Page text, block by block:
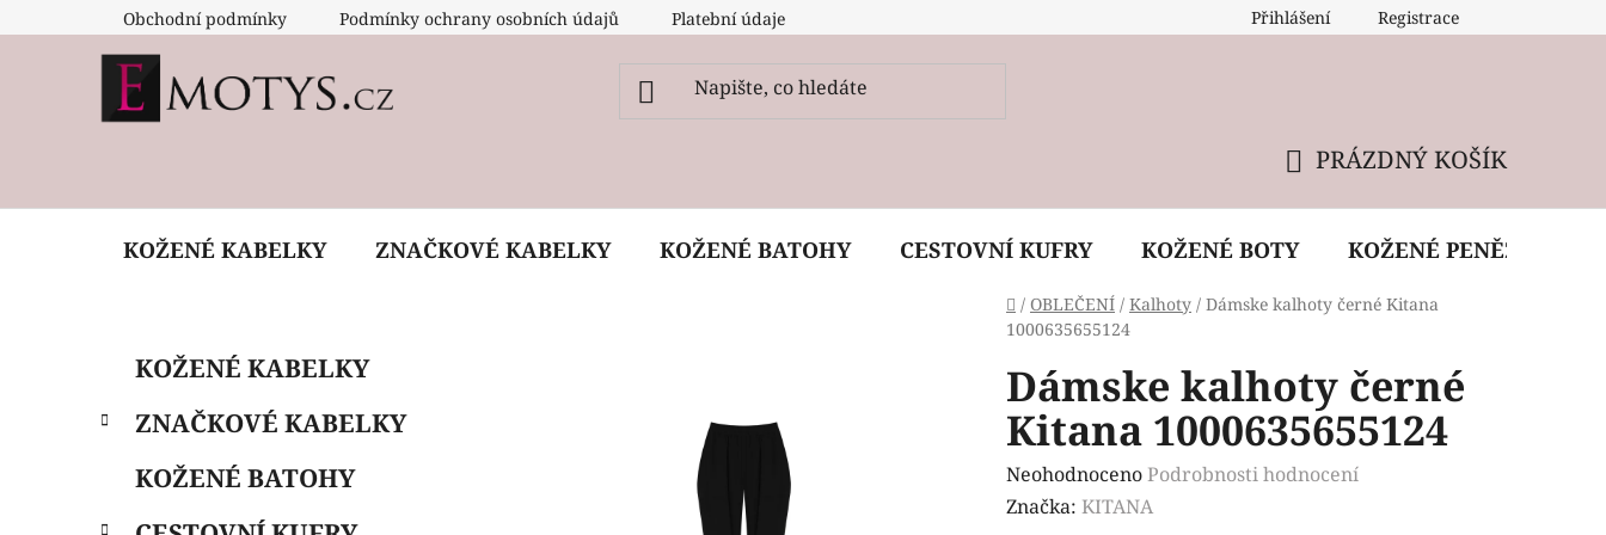
na
Obchodní podmínky Podmínky ochrany osobních údajů Platební údaje Reklamační podmínky
Přihlášení Registrace
KOŠÍK
PRÁZDNÝ KOŠÍK
KOŽENÉ KABELKY ZNAČKOVÉ KABELKY KOŽENÉ BATOHY CESTOVNÍ KUFRY KOŽENÉ BOTY KOŽENÉ PENĚŽENKY
Domů
/ OBLEČENÍ / Kalhoty / Dámske kalhoty černé Kitana
1000635655124
s
Přeskočit
kategorie
e
KOŽENÉ KABELKY
ZNAČKOVÉ KABELKY
KOŽENÉ BATOHY
Dámske kalhoty černé
Kitana 1000635655124
Průměrné
hodnocení
NeohodnocenoPodrobnosti hodnocení
Značka: KITANA